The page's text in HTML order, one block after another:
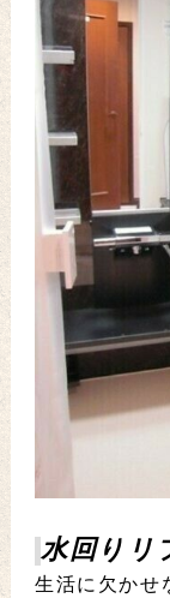
水回りリ
生活に欠かせ